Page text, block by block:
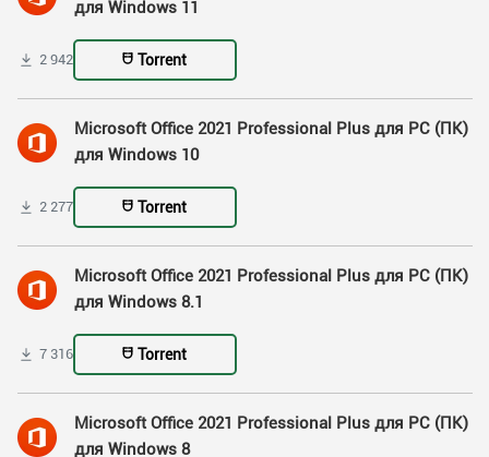
для Windows 11
2 942 Torrent
Microsoft Office 2021 Professional Plus для PC (ПК)
для Windows 10
2 277 Torrent
Microsoft Office 2021 Professional Plus для PC (ПК)
для Windows 8.1
7 316 Torrent
Microsoft Office 2021 Professional Plus для PC (ПК)
для Windows 8